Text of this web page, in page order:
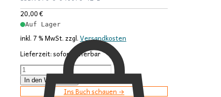
20,00€
Auf Lager
inkl. 7 % MwSt. zzgl.Versandkosten
Lieferzeit:sofort lieferbar
Tadzios
Brüder
Menge
In den Warenkorb
Ins Buch schauen →